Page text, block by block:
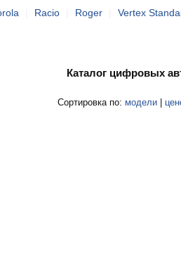
Racio Roger Vertex
Каталог цифровых
Сортировка по: модели